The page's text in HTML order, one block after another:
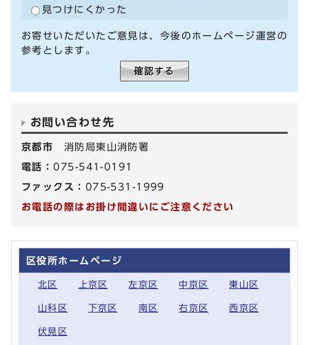
見つけにくかった
お寄せいただいたご意見は、今後のホームページ運営の
参考とします。
お問い合わせ先
京都市 消防局東山消防署
電話：075-541-0191
ファックス： 075-531-1999
お電話の際はお掛け間違いにご注意ください
区役所ホームページ
北区 上京区 左京区 中京区 東山区
山科区 下京区 南区 右京区 西京区
伏見区